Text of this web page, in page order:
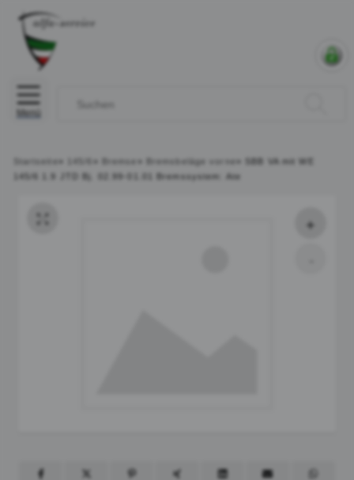
Menü
Startseite » » Bremse » Bremsbeläge vorne »
SBB VA mit WE
145/6 1.9 JTD Bj. 02.99-01.01 Bremssystem: Ate